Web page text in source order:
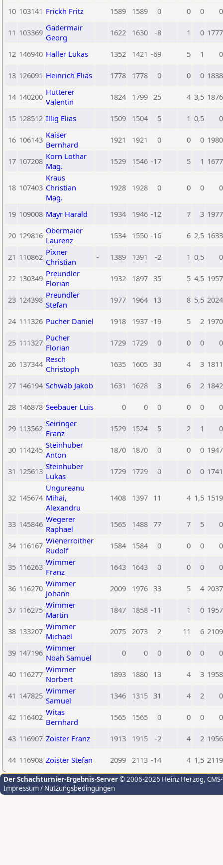
10 103141 Frickh Fritz 1589 1589 0 0 0 0
11 103369 Gadermair
Georg
1622 1630 -8 1 0 1777
12 146940 Haller Lukas 1352 1421 -69 5 1 0
13 126091 Heinrich Elias 1778 1778 0 0 0 1838
14 140200 Hutterer
Valentin
1824 1799 25 4 3,5 1876
15 128512 Illig Elias 1509 1504 5 1 0,5 0
16 106143 Kaiser
Bernhard
1921 1921 0 0 0 1980
17 107208 Korn Lothar
Mag.
1529 1546 -17 5 1 1677
18 107403
Kraus
Christian
Mag.
1928 1928 0 0 0 0
19 109008 Mayr Harald 1934 1946 -12 7 3 1977
20 129816 Obermaier
Laurenz
1534 1550 -16 6 2,5 1633
21 110862 Pixner
Christian
- 1389 1391 -2 1 0,5 0
22 130349 Preundler
Florian
1932 1897 35 5 4,5 1957
23 124398 Preundler
Stefan
1977 1964 13 8 5,5 2024
24 111326 Pucher Daniel 1918 1937 -19 5 2 1970
25 111327 Pucher
Florian
1729 1729 0 0 0 0
26 137344 Resch
Christoph
1635 1605 30 4 3 1811
27 146194 Schwab Jakob 1631 1628 3 6 2 1842
28 146878 Seebauer Luis 0 0 0 0 0 0
29 113562 Seiringer
Franz
1529 1524 5 2 1 0
30 114245 Steinhuber
Anton
1870 1870 0 0 0 1947
31 125613 Steinhuber
Lukas
1729 1729 0 0 0 1741
32 145674
Ungureanu
Mihai,
Alexandru
1408 1397 11 4 1,5 1519
33 145846 Wegerer
Raphael
1565 1488 77 7 5 0
34 116167 Wienerroither
Rudolf
1584 1584 0 0 0 0
35 116263 Wimmer
Franz
1643 1643 0 0 0 0
36 116270 Wimmer
Johann
2009 1976 33 5 4 2037
37 116275 Wimmer
Martin
1847 1858 -11 1 0 1957
38 133207 Wimmer
Michael
2075 2073 2 11 6 2109
39 147196 Wimmer
Noah Samuel
0 0 0 0 0 0
40 116277 Wimmer
Norbert
1893 1880 13 4 3 1958
41 147825 Wimmer
Samuel
1346 1315 31 4 2 0
42 116402 Witas
Bernhard
1565 1565 0 0 0 0
43 116907 Zoister Franz 1913 1915 -2 4 2 1956
44 116908 Zoister Stefan 2099 2113 -14 4 1,5 2119
Der Schachturnier-Ergebnis-Server© 2006-2026 Heinz Herzog,
Impressum / Nutzungsbedingungen